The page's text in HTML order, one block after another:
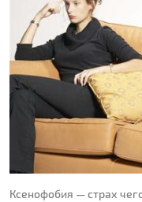
Ксенофобия — страх